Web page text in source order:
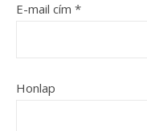
E-mail cím *
Honlap